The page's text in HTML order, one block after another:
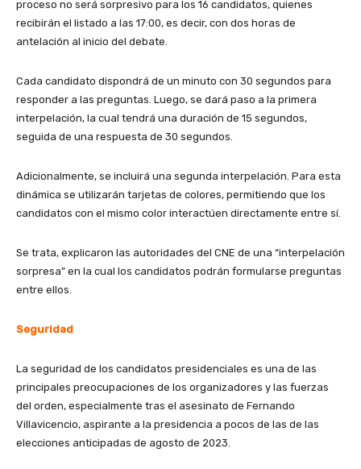
proceso no será sorpresivo para los 16 candidatos, quienes
recibirán el listado a las 17:00, es decir, con dos horas de
antelación al inicio del debate.
Cada candidato dispondrá de un minuto con 30 segundos para
responder a las preguntas. Luego, se dará paso a la primera
interpelación, la cual tendrá una duración de 15 segundos,
seguida de una respuesta de 30 segundos.
Adicionalmente, se incluirá una segunda interpelación. Para esta
dinámica se utilizarán tarjetas de colores, permitiendo que los
candidatos con el mismo color interactúen directamente entre sí.
Se trata, explicaron las autoridades del CNE de una “interpelación
sorpresa” en la cual los candidatos podrán formularse preguntas
entre ellos.
Seguridad
La seguridad de los candidatos presidenciales es una de las
principales preocupaciones de los organizadores y las fuerzas
del orden, especialmente tras el asesinato de Fernando
Villavicencio, aspirante a la presidencia a pocos de las de las
elecciones anticipadas de agosto de 2023.